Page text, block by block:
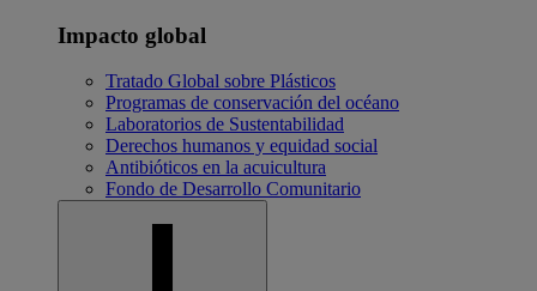
Impacto global
Tratado Global sobre Plásticos
Programas de conservación del océano
Laboratorios de Sustentabilidad
Derechos humanos y equidad social
Antibióticos en la acuicultura
Fondo de Desarrollo Comunitario